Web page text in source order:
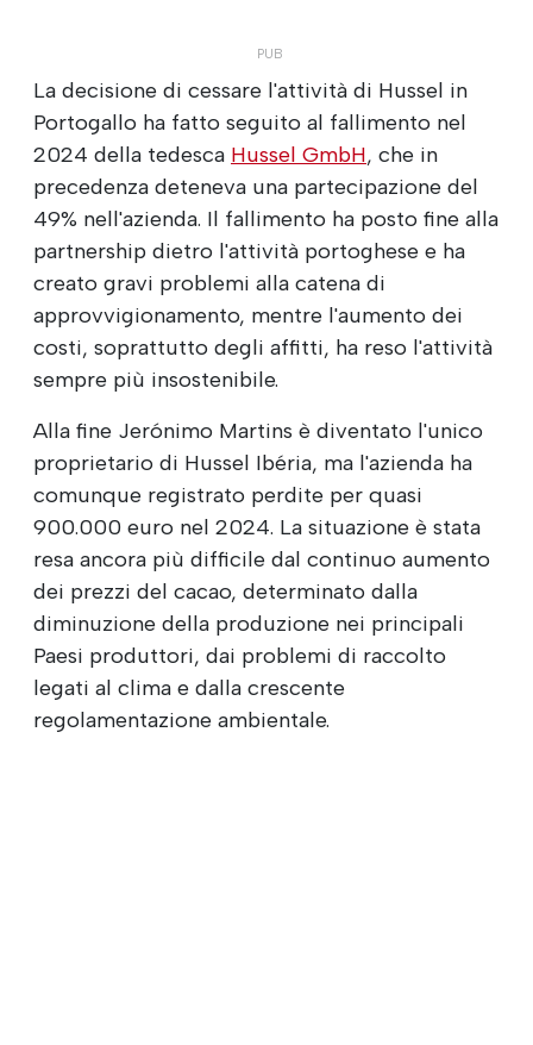
La decisione di cessare l'attività di Hussel in
Portogallo ha fatto seguito al fallimento nel
2024 della tedesca Hussel GmbH, che in
precedenza deteneva una partecipazione del
49% nell'azienda. Il fallimento ha posto fine alla
partnership dietro l'attività portoghese e ha
creato gravi problemi alla catena di
approvvigionamento, mentre l'aumento dei
costi, soprattutto degli affitti, ha reso l'attività
sempre più insostenibile.
Alla fine Jerónimo Martins è diventato l'unico
proprietario di Hussel Ibéria, ma l'azienda ha
comunque registrato perdite per quasi
900.000 euro nel 2024. La situazione è stata
resa ancora più difficile dal continuo aumento
dei prezzi del cacao, determinato dalla
diminuzione della produzione nei principali
Paesi produttori, dai problemi di raccolto
legati al clima e dalla crescente
regolamentazione ambientale.